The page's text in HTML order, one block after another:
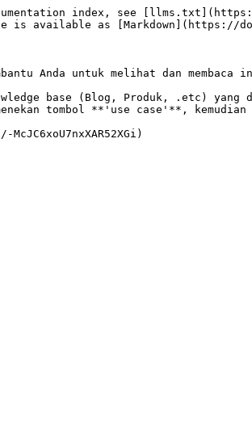
index, see
is available as [Markdown](https://
Anda untuk melihat dan
base (Blog, Produk, .etc) yang
tombol **'use case'**,